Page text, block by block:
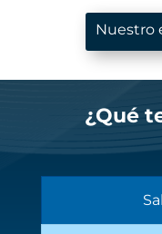
Nuestro
¿Qué